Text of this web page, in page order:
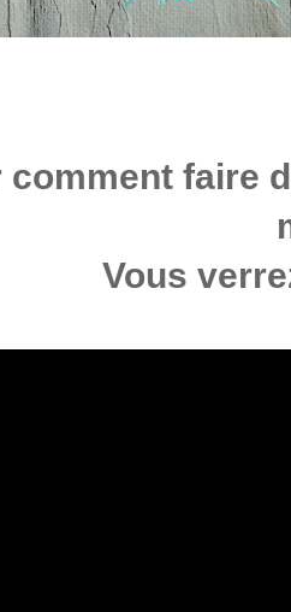
comment faire
Vous